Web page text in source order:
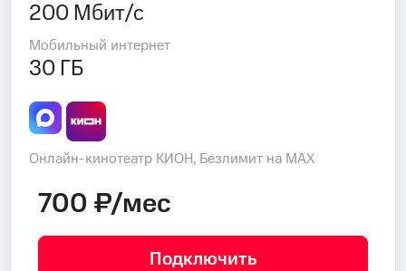
200 Мбит/с
Мобильный интернет
30 ГБ
Онлайн-кинотеатр КИОН, Безлимит на MAX
700 ₽/мес
Подключить